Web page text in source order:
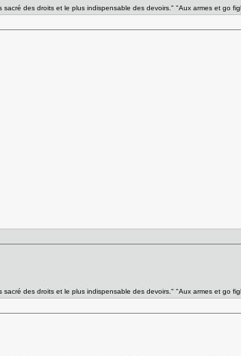
des droits et le plus indispensable des devoirs." "Aux armes et go
des droits et le plus indispensable des devoirs." "Aux armes et go